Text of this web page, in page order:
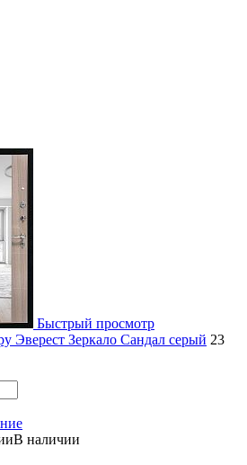
Быстрый просмотр
Эверест Зеркало Сандал серый 23
В наличии